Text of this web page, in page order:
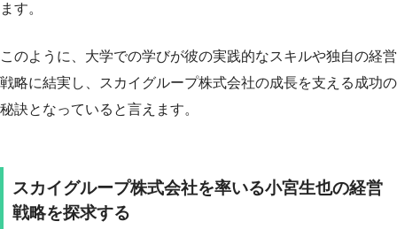
ます。
このように、大学での学びが彼の実践的なスキルや独自の経営
戦略に結実し、スカイグループ株式会社の成長を支える成功の
秘訣となっていると言えます。
スカイグループ株式会社を率いる小宮生也の経営
戦略を探求する